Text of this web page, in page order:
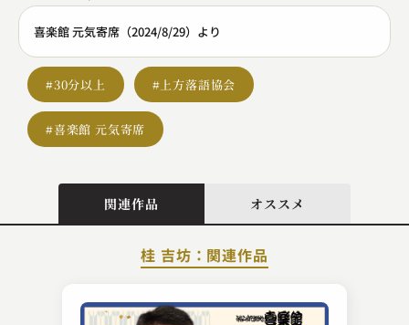
喜楽館 元気寄席（2024/8/29）より
#30分以上 #上方落語協会
#喜楽館 元気寄席
関連作品 オススメ
桂 吉坊：関連作品